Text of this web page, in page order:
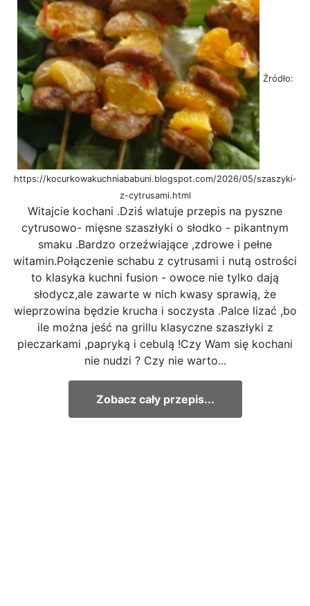
Źródło:
https://kocurkowakuchniababuni.blogspot.com/2026/05/szaszyki-
z-cytrusami.html
Witajcie kochani .Dziś wlatuje przepis na pyszne
cytrusowo- mięsne szaszłyki o słodko - pikantnym
smaku .Bardzo orzeźwiające ,zdrowe i pełne
witamin.Połączenie schabu z cytrusami i nutą ostrości
to klasyka kuchni fusion - owoce nie tylko dają
słodycz,ale zawarte w nich kwasy sprawią, że
wieprzowina będzie krucha i soczysta .Palce lizać ,bo
ile można jeść na grillu klasyczne szaszłyki z
pieczarkami ,papryką i cebulą !Czy Wam się kochani
nie nudzi ? Czy nie warto...
Zobacz cały przepis...